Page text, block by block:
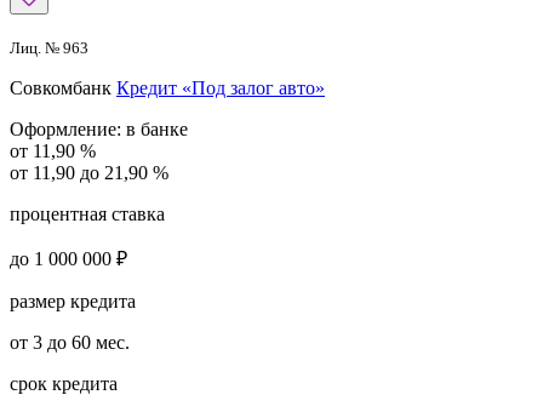
Лиц. № 963
Совкомбанк Кредит «Под залог авто»
Оформление: в банке
от 11,90 %
от 11,90 до 21,90 %
процентная ставка
до 1 000 000 ₽
размер кредита
от 3 до 60 мес.
срок кредита